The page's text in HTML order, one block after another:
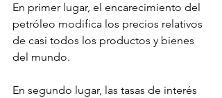
En primer lugar, el encarecimiento del
petróleo modifica los precios relativos
de casi todos los productos y bienes
del mundo.
En segundo lugar, las tasas de interés